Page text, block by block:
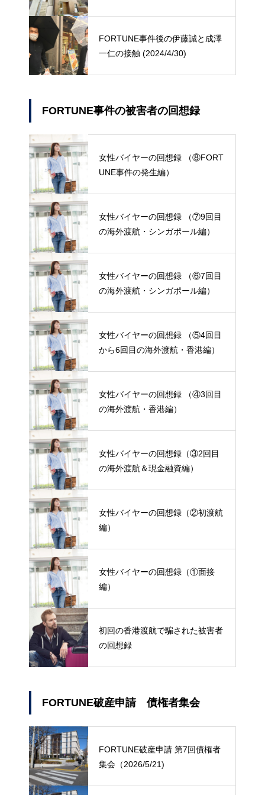
FORTUNE事件後の伊藤誠と成澤
一仁の接触 (2024/4/30)
FORTUNE事件の被害者の回想録
女性バイヤーの回想録 （⑧FORT
UNE事件の発生編）
女性バイヤーの回想録 （⑦9回目
の海外渡航・シンガポール編）
女性バイヤーの回想録 （⑥7回目
の海外渡航・シンガポール編）
女性バイヤーの回想録 （⑤4回目
から6回目の海外渡航・香港編）
女性バイヤーの回想録 （④3回目
の海外渡航・香港編）
女性バイヤーの回想録（③2回目
の海外渡航＆現金融資編）
女性バイヤーの回想録（②初渡航
編）
女性バイヤーの回想録（①面接
編）
初回の香港渡航で騙された被害者
の回想録
FORTUNE破産申請 債権者集会
FORTUNE破産申請 第7回債権者
集会（2026/5/21)